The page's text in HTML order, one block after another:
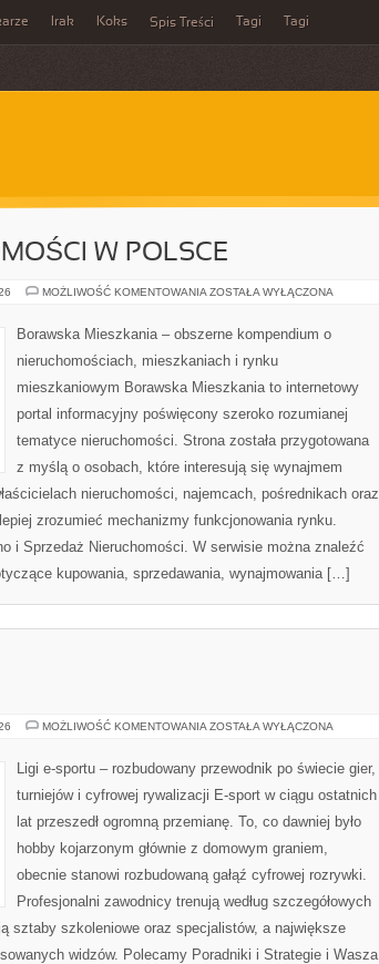
Irak Koks Spis Treści Tagi Tagi
W POLSCE
MOŻLIWOŚĆ KOMENTOWANIA RYNEK
POLSCE
ZOSTAŁA WYŁĄCZONA
Borawska Mieszkania – obszerne kompendium o
nieruchomościach, mieszkaniach i rynku
mieszkaniowym Borawska Mieszkania to internetowy
portal informacyjny poświęcony szeroko rozumianej
tematyce nieruchomości. Strona została przygotowana
z myślą o osobach, które interesują się wynajmem
nieruchomości, najemcach, pośrednikach oraz
zrozumieć mechanizmy funkcjonowania rynku.
i Sprzedaż Nieruchomości. W serwisie można znaleźć
kupowania, sprzedawania, wynajmowania […]
MOŻLIWOŚĆ KOMENTOWANIA GRY
ZOSTAŁA WYŁĄCZONA
Ligi e-sportu – rozbudowany przewodnik po świecie gier,
turniejów i cyfrowej rywalizacji E-sport w ciągu ostatnich
lat przeszedł ogromną przemianę. To, co dawniej było
hobby kojarzonym głównie z domowym graniem,
obecnie stanowi rozbudowaną gałąź cyfrowej rozrywki.
Profesjonalni zawodnicy trenują według szczegółowych
sztaby szkoleniowe oraz specjalistów, a największe
widzów. Polecamy Poradniki i Strategie i Wasza